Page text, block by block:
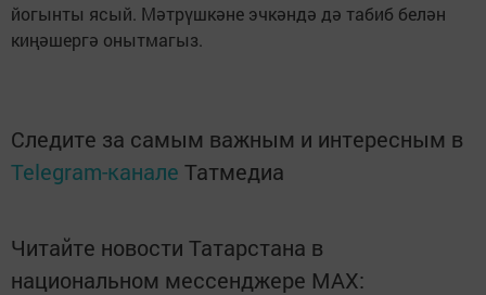
йогынты ясый. Мәтрүшкәне эчкәндә дә табиб белән
киңәшергә онытмагыз.
Следите за самым важным и интересным в
Telegram-канале Татмедиа
Читайте новости Татарстана в
национальном мессенджере MАХ: